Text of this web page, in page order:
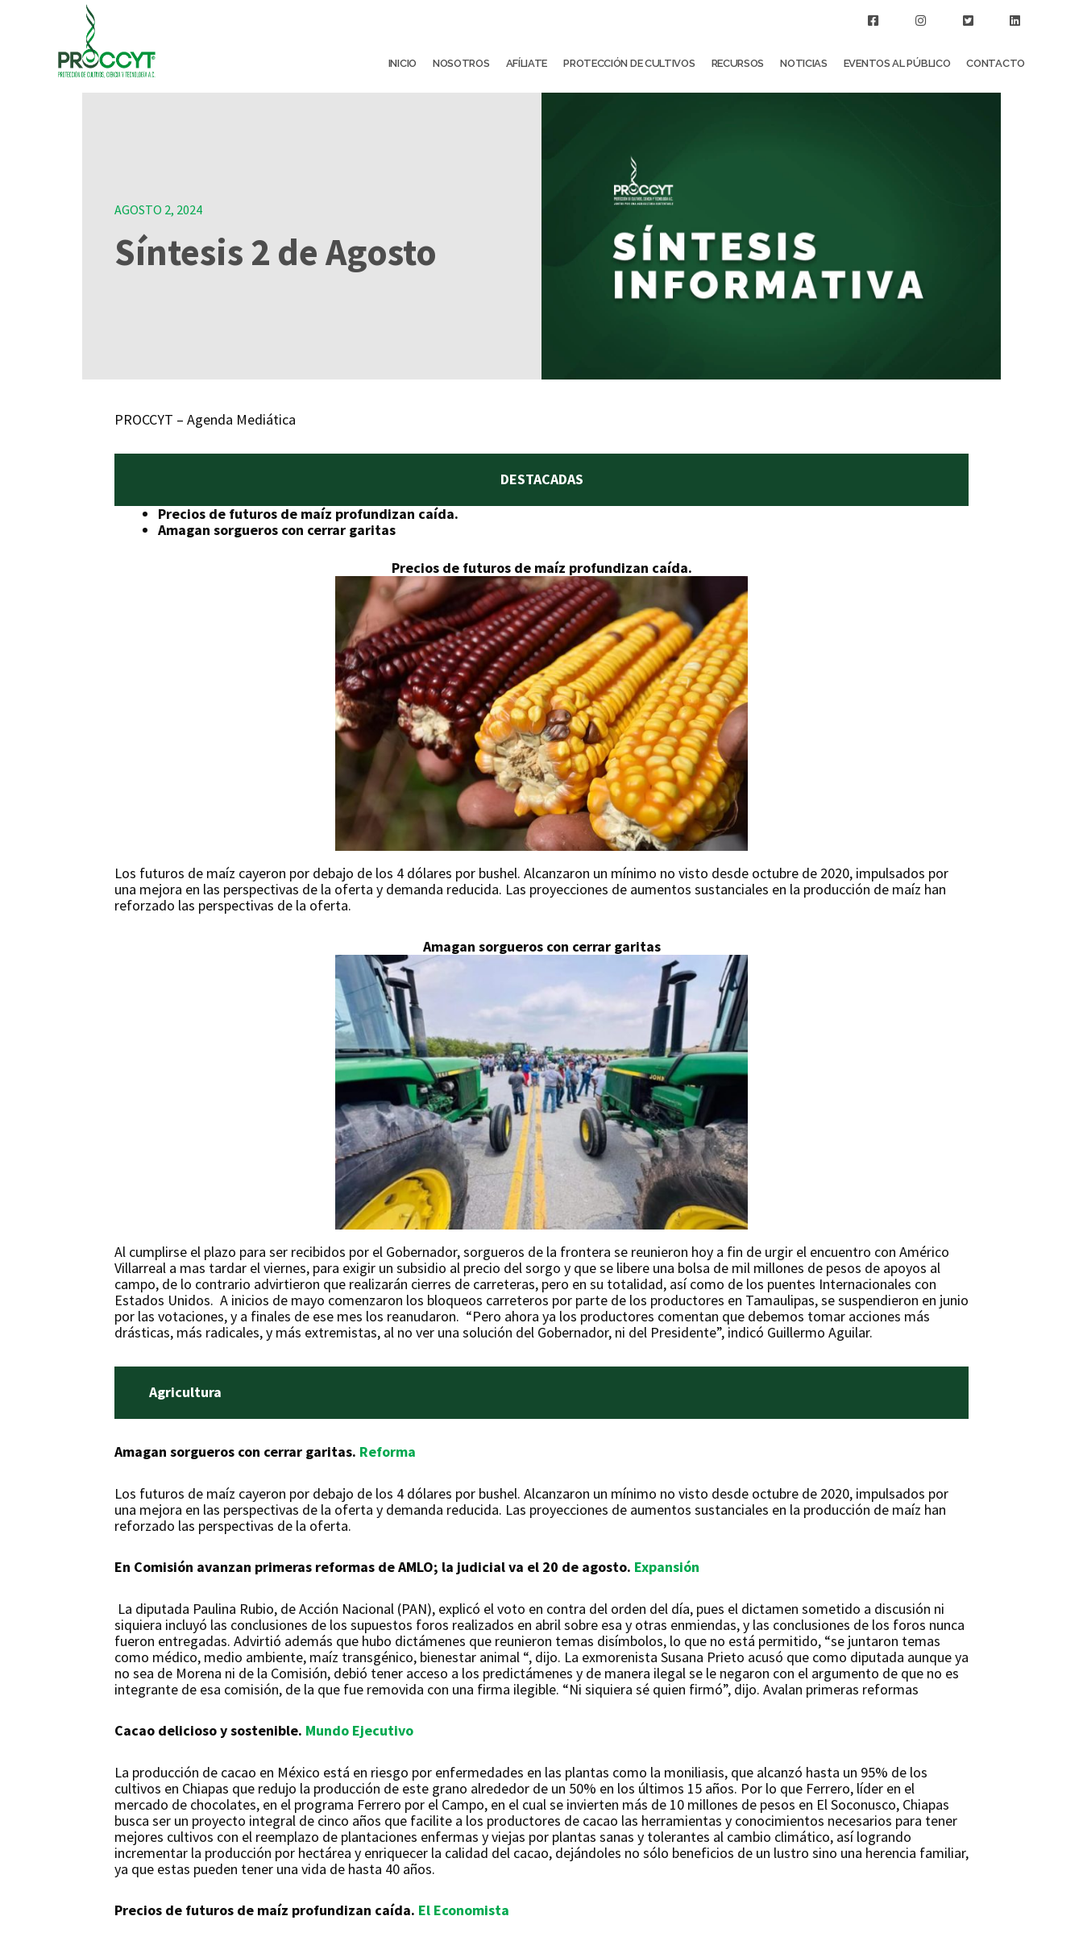
INICIO NOSOTROS AFÍLIATE PROTECCIÓN DE CULTIVOS RECURSOS NOTICIAS EVENTOS AL PÚBLICO CONTACTO
AGOSTO 2, 2024
Síntesis 2 de Agosto
PROCCYT – Agenda Mediática
DESTACADAS
Precios de futuros de maíz profundizan caída.
Amagan sorgueros con cerrar garitas
Precios de futuros de maíz profundizan caída.
Los futuros de maíz cayeron por debajo de los 4 dólares por bushel. Alcanzaron un mínimo no visto desde octubre de 2020, impulsados por
una mejora en las perspectivas de la oferta y demanda reducida. Las proyecciones de aumentos sustanciales en la producción de maíz han
reforzado las perspectivas de la oferta.
Amagan sorgueros con cerrar garitas
Al cumplirse el plazo para ser recibidos por el Gobernador, sorgueros de la frontera se reunieron hoy a fin de urgir el encuentro con Américo
Villarreal a mas tardar el viernes, para exigir un subsidio al precio del sorgo y que se libere una bolsa de mil millones de pesos de apoyos al
campo, de lo contrario advirtieron que realizarán cierres de carreteras, pero en su totalidad, así como de los puentes Internacionales con
Estados Unidos. A inicios de mayo comenzaron los bloqueos carreteros por parte de los productores en Tamaulipas, se suspendieron en junio
por las votaciones, y a finales de ese mes los reanudaron. “Pero ahora ya los productores comentan que debemos tomar acciones más
drásticas, más radicales, y más extremistas, al no ver una solución del Gobernador, ni del Presidente”, indicó Guillermo Aguilar.
Agricultura
Amagan sorgueros con cerrar garitas. Reforma
Los futuros de maíz cayeron por debajo de los 4 dólares por bushel. Alcanzaron un mínimo no visto desde octubre de 2020, impulsados por
una mejora en las perspectivas de la oferta y demanda reducida. Las proyecciones de aumentos sustanciales en la producción de maíz han
reforzado las perspectivas de la oferta.
En Comisión avanzan primeras reformas de AMLO; la judicial va el 20 de agosto. Expansión
La diputada Paulina Rubio, de Acción Nacional (PAN), explicó el voto en contra del orden del día, pues el dictamen sometido a discusión ni
siquiera incluyó las conclusiones de los supuestos foros realizados en abril sobre esa y otras enmiendas, y las conclusiones de los foros nunca
fueron entregadas. Advirtió además que hubo dictámenes que reunieron temas disímbolos, lo que no está permitido, “se juntaron temas
como médico, medio ambiente, maíz transgénico, bienestar animal “, dijo. La exmorenista Susana Prieto acusó que como diputada aunque ya
no sea de Morena ni de la Comisión, debió tener acceso a los predictámenes y de manera ilegal se le negaron con el argumento de que no es
integrante de esa comisión, de la que fue removida con una firma ilegible. “Ni siquiera sé quien firmó”, dijo. Avalan primeras reformas
Cacao delicioso y sostenible. Mundo Ejecutivo
La producción de cacao en México está en riesgo por enfermedades en las plantas como la moniliasis, que alcanzó hasta un 95% de los
cultivos en Chiapas que redujo la producción de este grano alrededor de un 50% en los últimos 15 años. Por lo que Ferrero, líder en el
mercado de chocolates, en el programa Ferrero por el Campo, en el cual se invierten más de 10 millones de pesos en El Soconusco, Chiapas
busca ser un proyecto integral de cinco años que facilite a los productores de cacao las herramientas y conocimientos necesarios para tener
mejores cultivos con el reemplazo de plantaciones enfermas y viejas por plantas sanas y tolerantes al cambio climático, así logrando
incrementar la producción por hectárea y enriquecer la calidad del cacao, dejándoles no sólo beneficios de un lustro sino una herencia familiar,
ya que estas pueden tener una vida de hasta 40 años.
Precios de futuros de maíz profundizan caída. El Economista